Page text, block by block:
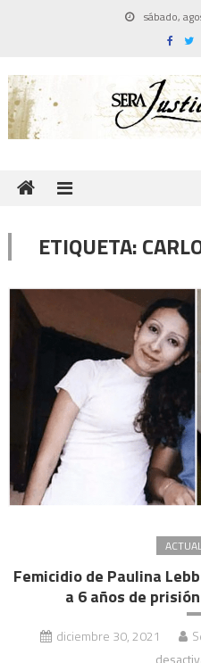
sábado,
ETIQUETA:
Femicidio de Paulina
a 6 años de
diciembre 30, 2021